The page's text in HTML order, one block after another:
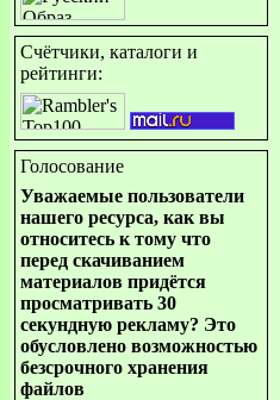
Счётчики, каталоги и
рейтинги:
Голосование
Уважаемые пользователи
нашего ресурса, как вы
относитесь к тому что
перед скачиванием
материалов придётся
просматривать 30
секундную рекламу? Это
обусловлено возможностью
безсрочного хранения
файлов